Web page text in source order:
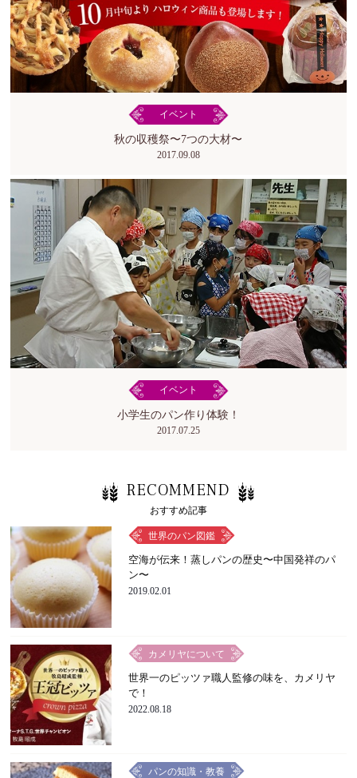
イベント
秋の収穫祭〜7つの大材〜
2017.09.08
イベント
小学生のパン作り体験！
2017.07.25
RECOMMEND
おすすめ記事
世界のパン図鑑
空海が伝来！蒸しパンの歴史〜中国発祥のパ
ン〜
2019.02.01
カメリヤについて
世界一のピッツァ職人監修の味を、カメリヤ
で！
2022.08.18
パンの知識・教養